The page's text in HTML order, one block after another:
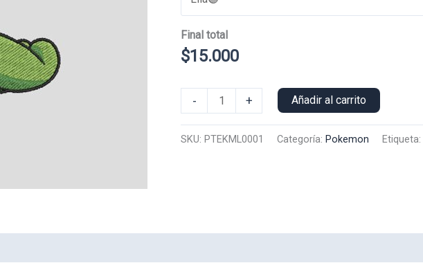
Final total
$15.000
-
Manga
Larga
+ Añadir al carrito
SKU: PTEKML0001 Categoría: Pokemon Etiqueta: